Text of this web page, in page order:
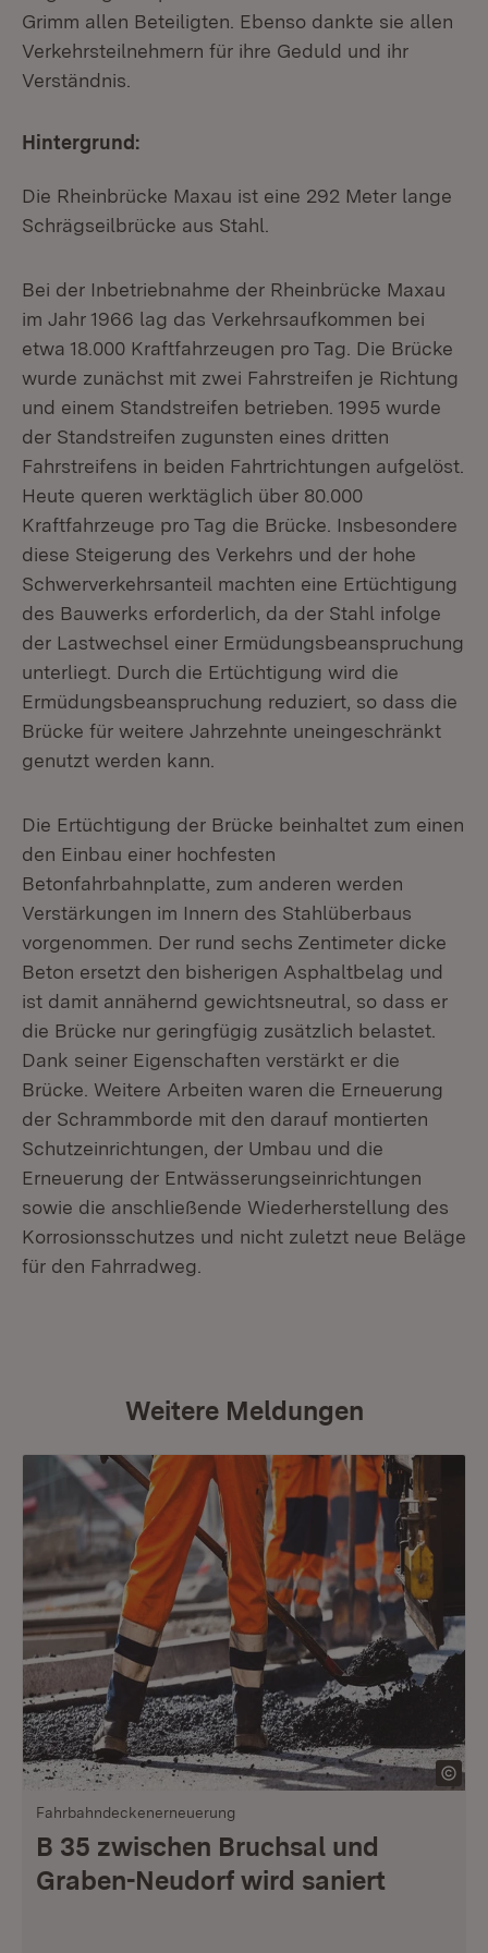
Grimm allen Beteiligten. Ebenso dankte sie allen
Verkehrsteilnehmern für ihre Geduld und ihr
Verständnis.
Hintergrund:
Die Rheinbrücke Maxau ist eine 292 Meter lange
Schrägseilbrücke aus Stahl.
Bei der Inbetriebnahme der Rheinbrücke Maxau
im Jahr 1966 lag das Verkehrsaufkommen bei
etwa 18.000 Kraftfahrzeugen pro Tag. Die Brücke
wurde zunächst mit zwei Fahrstreifen je Richtung
und einem Standstreifen betrieben. 1995 wurde
der Standstreifen zugunsten eines dritten
Fahrstreifens in beiden Fahrtrichtungen aufgelöst.
Heute queren werktäglich über 80.000
Kraftfahrzeuge pro Tag die Brücke. Insbesondere
diese Steigerung des Verkehrs und der hohe
Schwerverkehrsanteil machten eine Ertüchtigung
des Bauwerks erforderlich, da der Stahl infolge
der Lastwechsel einer Ermüdungsbeanspruchung
unterliegt. Durch die Ertüchtigung wird die
Ermüdungsbeanspruchung reduziert, so dass die
Brücke für weitere Jahrzehnte uneingeschränkt
genutzt werden kann.
Die Ertüchtigung der Brücke beinhaltet zum einen
den Einbau einer hochfesten
Betonfahrbahnplatte, zum anderen werden
Verstärkungen im Innern des Stahlüberbaus
vorgenommen. Der rund sechs Zentimeter dicke
Beton ersetzt den bisherigen Asphaltbelag und
ist damit annähernd gewichtsneutral, so dass er
die Brücke nur geringfügig zusätzlich belastet.
Dank seiner Eigenschaften verstärkt er die
Brücke. Weitere Arbeiten waren die Erneuerung
der Schrammborde mit den darauf montierten
Schutzeinrichtungen, der Umbau und die
Erneuerung der Entwässerungseinrichtungen
sowie die anschließende Wiederherstellung des
Korrosionsschutzes und nicht zuletzt neue Beläge
für den Fahrradweg.
Weitere Meldungen
Fahrbahndeckenerneuerung
B 35 zwischen Bruchsal und
Graben-Neudorf wird saniert